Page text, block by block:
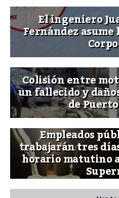
El ingeniero
Fernández
Colisión entre
un fallecido y
de
Empleados
trabajarán tres
horario matutino